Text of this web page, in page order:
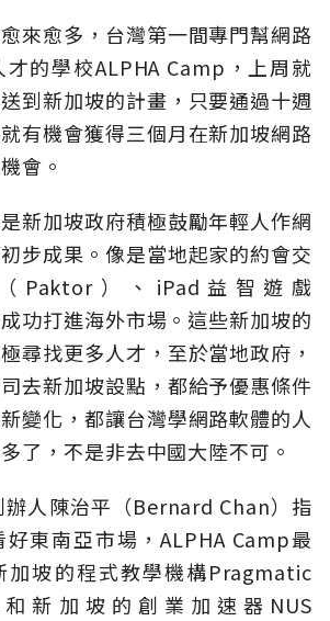
來愈多，台灣第一間專門幫網路
的學校ALPHA Camp，上周就
到新加坡的計畫，只要通過十週
有機會獲得三個月在新加坡網路
會。
新加坡政府積極鼓勵年輕人作網
步成果。像是當地起家的約會交
Paktor）、iPad益智遊戲
功打進海外市場。這些新加坡的
尋找更多人才，至於當地政府，
去新加坡設點，都給予優惠條件
變化，都讓台灣學網路軟體的人
了，不是非去中國大陸不可。
辦人陳治平（Bernard Chan）指
東南亞市場，ALPHA Camp最
加坡的程式教學機構Pragmatic
新加坡的創業加速器NUS